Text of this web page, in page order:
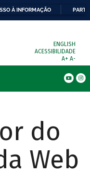
À INFORMAÇÃO
ENGLISH
ACESSIBILIDADE
A+ A-
do
Web